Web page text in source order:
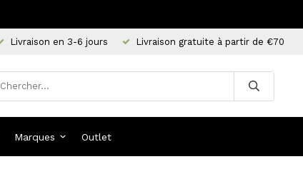
Livraison en 3-6 jours Livraison gratuite à partir de €70
Marques Outlet